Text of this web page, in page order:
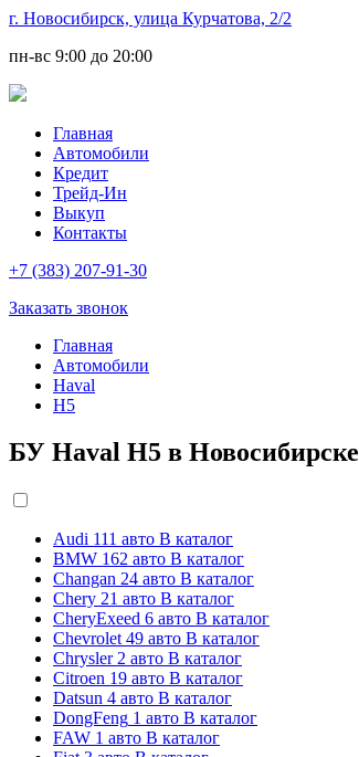
г. Новосибирск, улица Курчатова, 2/2
пн-вс 9:00 до 20:00
Главная
Автомобили
Кредит
Трейд-Ин
Выкуп
Контакты
+7 (383) 207-91-30
Заказать звонок
Главная
Автомобили
Haval
H5
БУ Haval H5 в Новосибирске
Audi 111 авто В каталог
BMW 162 авто В каталог
Changan 24 авто В каталог
Chery 21 авто В каталог
CheryExeed 6 авто В каталог
Chevrolet 49 авто В каталог
Chrysler 2 авто В каталог
Citroen 19 авто В каталог
Datsun 4 авто В каталог
DongFeng 1 авто В каталог
FAW 1 авто В каталог